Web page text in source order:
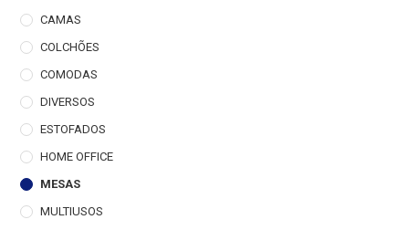
CAMAS
COLCHÕES
COMODAS
DIVERSOS
ESTOFADOS
HOME OFFICE
MESAS
MULTIUSOS